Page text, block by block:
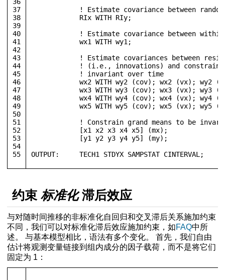
37
38
39
40
41
42
43
44
45
46
47
48
49
50
51
52
53
54
55
! Estimate covariance between
            RIx WITH RIy;
! Estimate covariance between
            wx1 WITH wy1;
! Estimate covariances between
! (i.e., innovations) and
            ! invariant over time
wx2 WITH wy2 (cov); wx2 (vx); wy2
wx3 WITH wy3 (cov); wx3 (vx); wy3
wx4 WITH wy4 (cov); wx4 (vx); wy4
wx5 WITH wy5 (cov); wx5 (vx); wy5
! Constrain grand means to be
            [x1 x2 x3 x4 x5] (mx);
            [y1 y2 y3 y4 y5] (my);
OUTPUT:	    TECH1 STDYX SAMPSTAT CINTERVAL;
约束 标准化滞后效应
与对随时间推移的非标准化自回归和交叉滞后关系施加约束
不同，我们可以对标准化滞后效应施加约束，如FAQ中所
述。 与基本模型相比，语法有多个变化。 首先，我们自由
估计将观测变量链接到组内成分的因子载荷，而不是将它们
固定为 1：